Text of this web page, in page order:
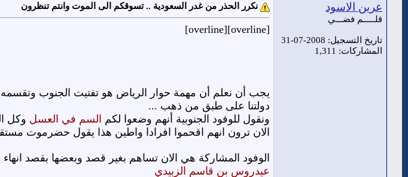
عرين الاسود
قلـــــم فضـــي
تاريخ التسجيل: 2008-07-31
المشاركات: 1,311
نكرر الحذر من غدر السعودية .. تسوقكم الى الموت وانتم تنظرون
[overline][overline]
يجب أن نعلم أن مهمة حوار الرياض هو تفتيت الجنوب وتقسمه
دولتنا على طبق من ذهب ...
ونقول للوفود الجنوبية أنهم وضعوا لكم السم في العسل وكل
الان ترون انهم اقحموا افرادا واطين هذا يقول حضرموت
الوفود المشاركة هي الان تساهم بغير قصد وبعضها بقصد
عيدروس بن قاسم الزبيدي